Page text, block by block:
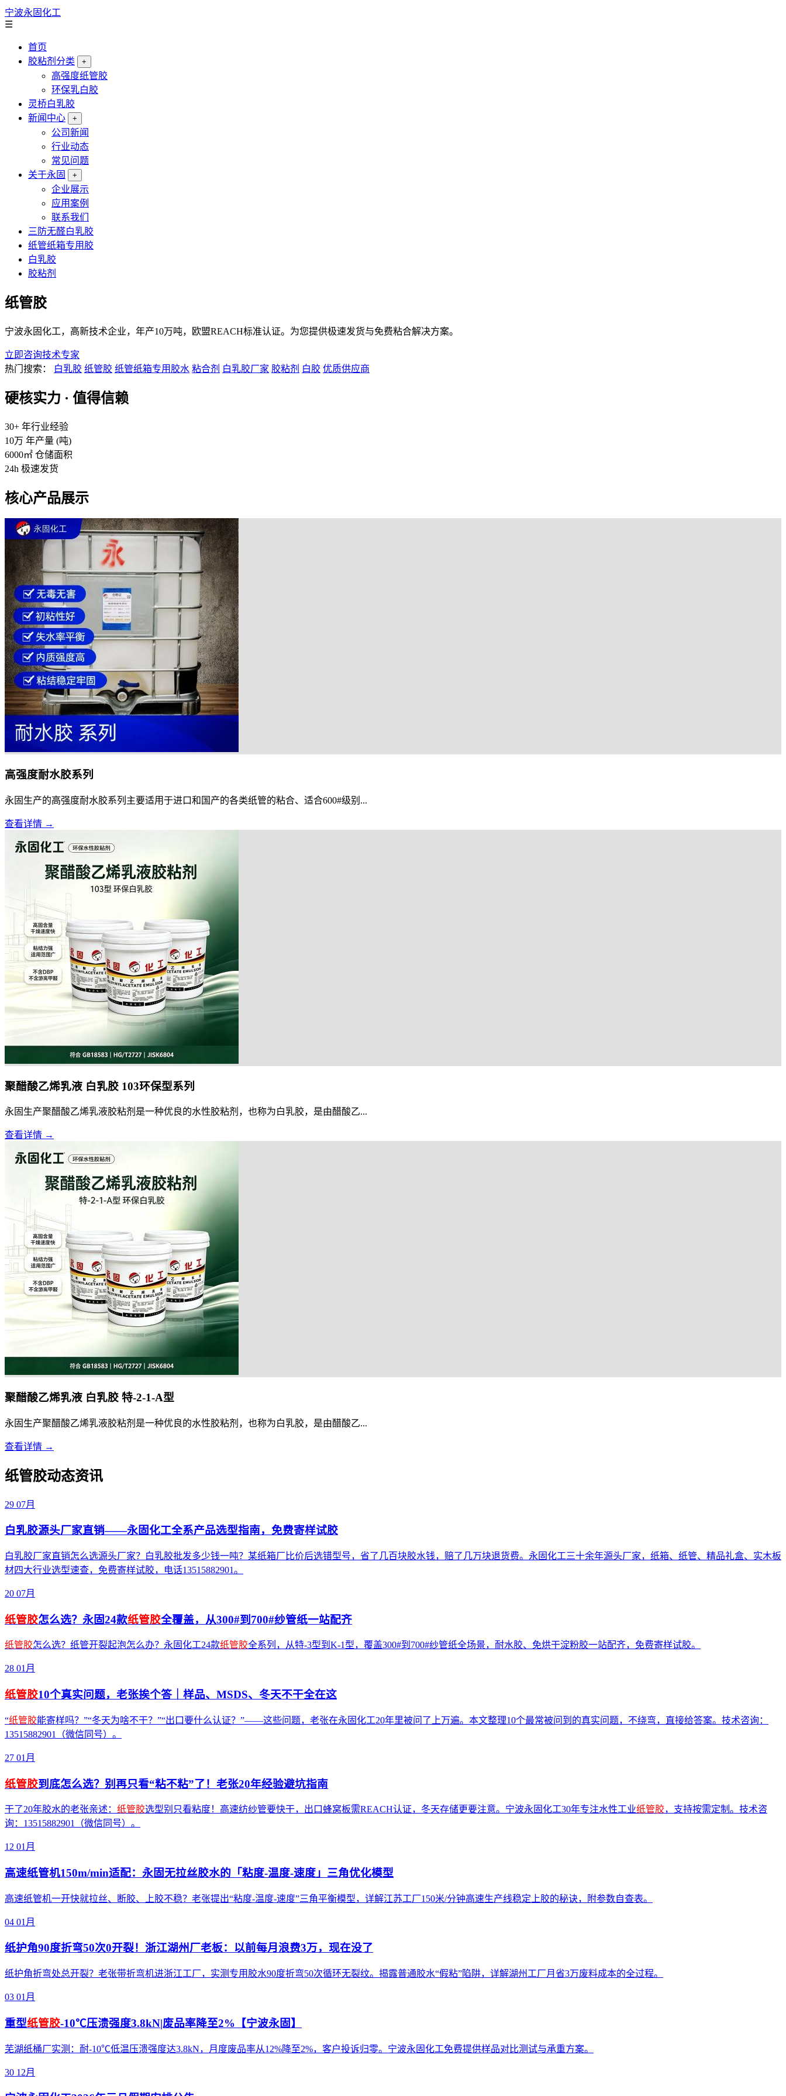
宁波永固化工
☰
首页
胶粘剂分类
+
高强度纸管胶
环保乳白胶
灵桥白乳胶
新闻中心
+
公司新闻
行业动态
常见问题
关于永固
+
企业展示
应用案例
联系我们
三防无醛白乳胶
纸管纸箱专用胶
白乳胶
胶粘剂
纸管胶
宁波永固化工，高新技术企业，年产10万吨，欧盟REACH标准认证。为您提供极速发货与免费粘合解决方案。
立即咨询技术专家
热门搜索：
白乳胶 纸管胶 纸管纸箱专用胶水 粘合剂 白乳胶厂家 胶粘剂 白胶 优质供应商
硬核实力 · 值得信赖
30+ 年行业经验
10万 年产量 (吨)
6000㎡ 仓储面积
24h 极速发货
核心产品展示
高强度耐水胶系列
永固生产的高强度耐水胶系列主要适用于进口和国产的各类纸管的粘合、适合600#级别...
查看详情 →
聚醋酸乙烯乳液 白乳胶 103环保型系列
永固生产聚醋酸乙烯乳液胶粘剂是一种优良的水性胶粘剂，也称为白乳胶，是由醋酸乙...
查看详情 →
聚醋酸乙烯乳液 白乳胶 特-2-1-A型
永固生产聚醋酸乙烯乳液胶粘剂是一种优良的水性胶粘剂，也称为白乳胶，是由醋酸乙...
查看详情 →
纸管胶动态资讯
29 07月
白乳胶源头厂家直销——永固化工全系产品选型指南，免费寄样试胶
白乳胶厂家直销怎么选源头厂家？白乳胶批发多少钱一吨？某纸箱厂比价后选错型号，省了几百块胶水钱，赔了几万块退货费。永固化工三十余年源头厂家，纸箱、纸管、精品礼盒、实木板
材四大行业选型速查，免费寄样试胶，电话13515882901。
20 07月
纸管胶怎么选？永固24款纸管胶全覆盖，从300#到700#纱管纸一站配齐
纸管胶怎么选？纸管开裂起泡怎么办？永固化工24款纸管胶全系列，从特-3型到K-1型，覆盖300#到700#纱管纸全场景，耐水胶、免烘干淀粉胶一站配齐，免费寄样试胶。
28 01月
纸管胶10个真实问题，老张挨个答｜样品、MSDS、冬天不干全在这
“纸管胶能寄样吗？”“冬天为啥不干？”“出口要什么认证？”——这些问题，老张在永固化工20年里被问了上万遍。本文整理10个最常被问到的真实问题，不绕弯，直接给答案。技术咨询：
13515882901（微信同号）。
27 01月
纸管胶到底怎么选？别再只看“粘不粘”了！老张20年经验避坑指南
干了20年胶水的老张亲述： 纸管胶选型别只看粘度！高速纺纱管要快干，出口蜂窝板需REACH认证，冬天存储更要注意。宁波永固化工30年专注水性工业纸管胶，支持按需定制。技术咨
询：13515882901（微信同号）。
12 01月
高速纸管机150m/min适配：永固无拉丝胶水的「粘度-温度-速度」三角优化模型
高速纸管机一开快就拉丝、断胶、上胶不稳？老张提出“粘度-温度-速度”三角平衡模型，详解江苏工厂150米/分钟高速生产线稳定上胶的秘诀，附参数自查表。
04 01月
纸护角90度折弯50次0开裂！浙江湖州厂老板：以前每月浪费3万，现在没了
纸护角折弯处总开裂？老张带折弯机进浙江工厂，实测专用胶水90度折弯50次循环无裂纹。揭露普通胶水“假粘”陷阱，详解湖州工厂月省3万废料成本的全过程。
03 01月
重型纸管胶-10℃压溃强度3.8kN|废品率降至2%【宁波永固】
芜湖纸桶厂实测：耐-10℃低温压溃强度达3.8kN，月度废品率从12%降至2%，客户投诉归零。宁波永固化工免费提供样品对比测试与承重方案。
30 12月